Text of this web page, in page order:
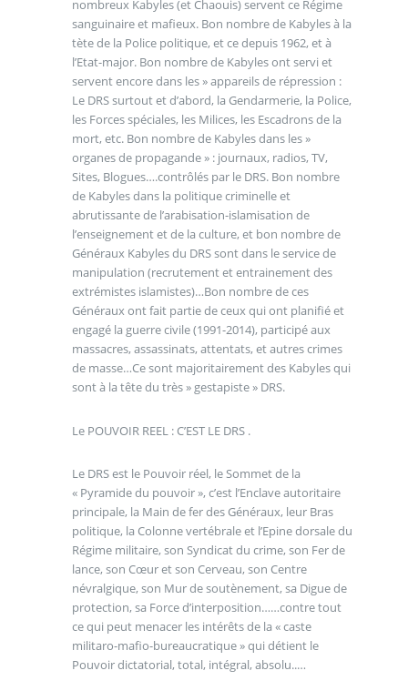
nombreux Kabyles (et Chaouis) servent ce Régime
sanguinaire et mafieux. Bon nombre de Kabyles à la
tète de la Police politique, et ce depuis 1962, et à
l’Etat-major. Bon nombre de Kabyles ont servi et
servent encore dans les » appareils de répression :
Le DRS surtout et d’abord, la Gendarmerie, la Police,
les Forces spéciales, les Milices, les Escadrons de la
mort, etc. Bon nombre de Kabyles dans les »
organes de propagande » : journaux, radios, TV,
Sites, Blogues….contrôlés par le DRS. Bon nombre
de Kabyles dans la politique criminelle et
abrutissante de l’arabisation-islamisation de
l’enseignement et de la culture, et bon nombre de
Généraux Kabyles du DRS sont dans le service de
manipulation (recrutement et entrainement des
extrémistes islamistes)…Bon nombre de ces
Généraux ont fait partie de ceux qui ont planifié et
engagé la guerre civile (1991-2014), participé aux
massacres, assassinats, attentats, et autres crimes
de masse…Ce sont majoritairement des Kabyles qui
sont à la tête du très » gestapiste » DRS.
Le POUVOIR REEL : C’EST LE DRS .
Le DRS est le Pouvoir réel, le Sommet de la
« Pyramide du pouvoir », c’est l’Enclave autoritaire
principale, la Main de fer des Généraux, leur Bras
politique, la Colonne vertébrale et l’Epine dorsale du
Régime militaire, son Syndicat du crime, son Fer de
lance, son Cœur et son Cerveau, son Centre
névralgique, son Mur de soutènement, sa Digue de
protection, sa Force d’interposition……contre tout
ce qui peut menacer les intérêts de la « caste
militaro-mafio-bureaucratique » qui détient le
Pouvoir dictatorial, total, intégral, absolu..…